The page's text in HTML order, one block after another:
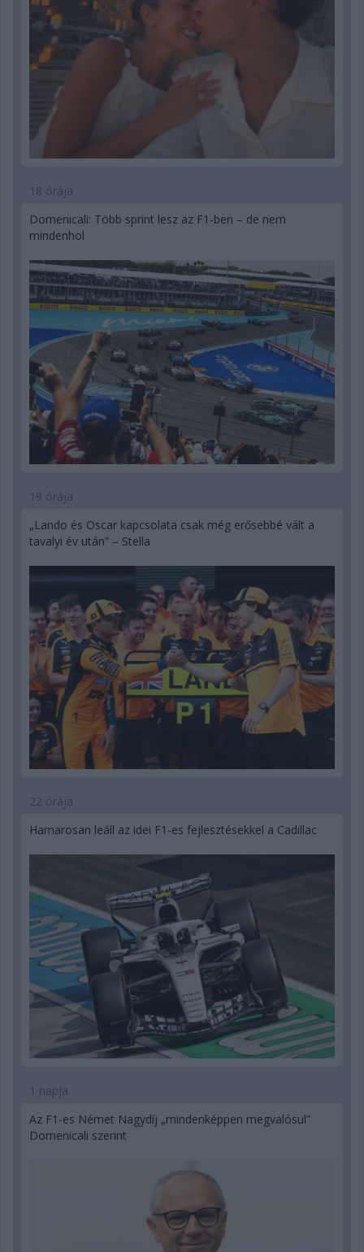
18 órája
Domenicali: Több sprint lesz az F1-ben – de nem
mindenhol
19 órája
„Lando és Oscar kapcsolata csak még erősebbé vált a
tavalyi év után” – Stella
22 órája
Hamarosan leáll az idei F1-es fejlesztésekkel a Cadillac
1 napja
Az F1-es Német Nagydíj „mindenképpen megvalósul”
Domenicali szerint